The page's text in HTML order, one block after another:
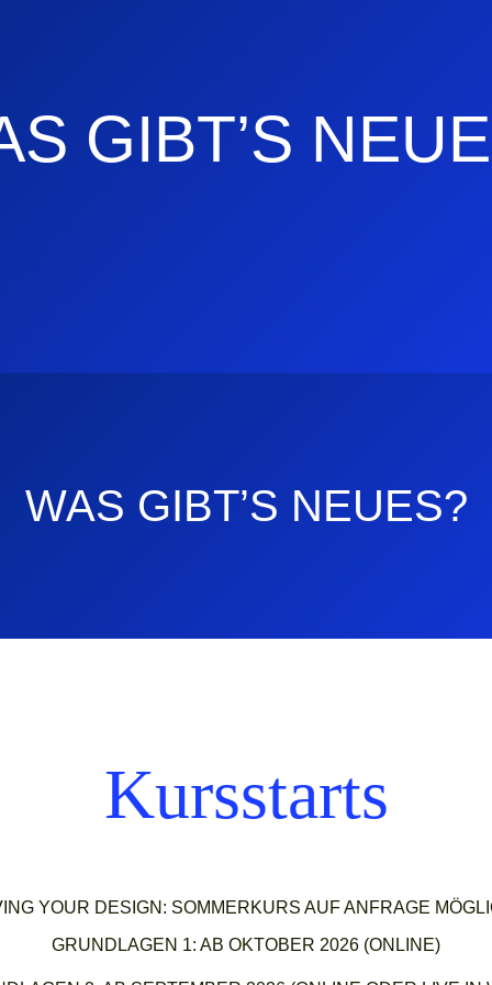
GIBT’S
WAS GIBT’S NEUES?
Kursstarts
YOUR DESIGN: SOMMERKURS AUF ANFRAGE
GRUNDLAGEN 1: AB OKTOBER 2026 (ONLINE)